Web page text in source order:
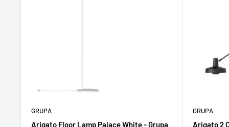
GRUPA
Arigato Floor Lamp Palace White - Grupa
GRUPA
Arigato 2